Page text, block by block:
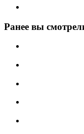
Ранее вы